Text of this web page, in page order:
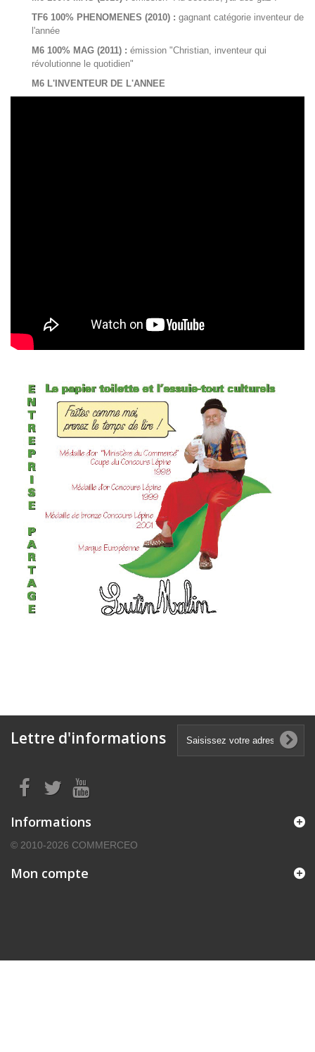
TF6 100% PHENOMENES (2010) : gagnant catégorie inventeur de
l'année
M6 100% MAG (2011) : émission "Christian, inventeur qui
révolutionne le quotidien"
M6 L'INVENTEUR DE L'ANNEE
Lettre d'informations
Informations
© 2010-2026 COMMERCEO
Mon compte